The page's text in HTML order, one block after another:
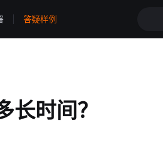
答疑样例
长时间？